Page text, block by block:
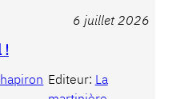
6 juillet 2026
!
Editeur: La